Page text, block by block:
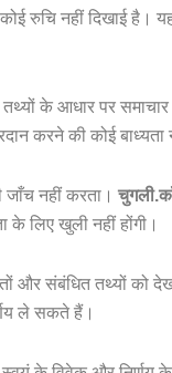
रुचि नहीं दिखाई है।
के आधार पर समाचार
करने की कोई बाध्यता
नहीं करता।
के लिए खुली नहीं होंगी।
और संबंधित तथ्यों
ले सकते हैं।